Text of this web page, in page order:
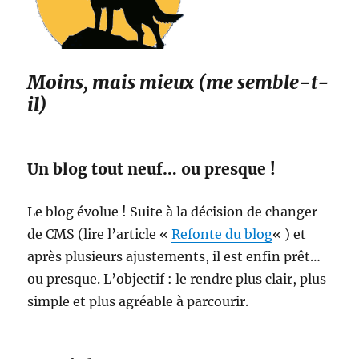
Moins, mais mieux (me semble-t-
il)
Un blog tout neuf… ou presque !
Le blog évolue ! Suite à la décision de changer
de CMS (lire l’article «Refonte du blog« ) et
après plusieurs ajustements, il est enfin prêt…
ou presque. L’objectif : le rendre plus clair, plus
simple et plus agréable à parcourir.